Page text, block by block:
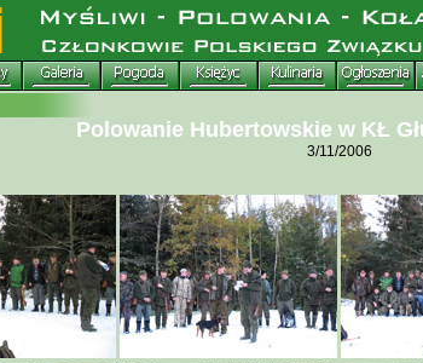
Polowanie Hubertowskie w KŁ
3/11/2006